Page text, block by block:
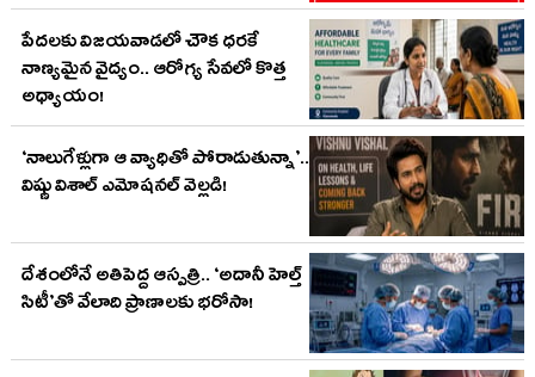
పేదలకు విజయవాడలో చౌక ధరకే
నాణ్యమైన వైద్యం.. ఆరోగ్య సేవలో కొత్త
అధ్యాయం!
‘నాలుగేళ్లుగా ఆ వ్యాధితో పోరాడుతున్నా’..
విష్ణు విశాల్‌ ఎమోషనల్‌ వెల్లడి!
దేశంలోనే అతిపెద్ద ఆస్పత్రి.. ‘అదానీ హెల్త్‌
సిటీ’తో వేలాది ప్రాణాలకు భరోసా!